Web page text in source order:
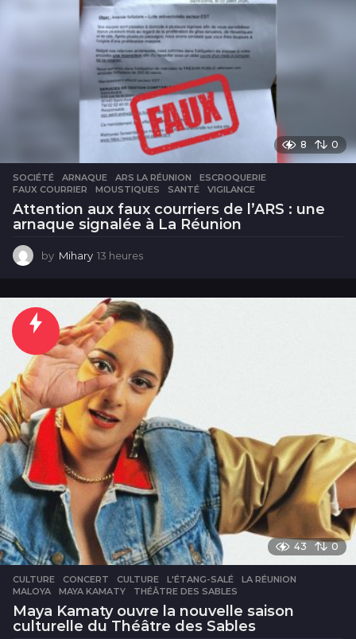
8 0
SOCIÉTÉ ARNAQUE ,ARS LA RÉUNION ,ESCROQUERIE
FAUX COURRIER
,MOUSTIQUES ,SANTÉ ,VIGILANCE
Attention aux faux courriers de l’ARS : une
arnaque signalée à La Réunion
by Mihary 13 heures
e
u
r
s
43 0
CULTURE CONCERT ,CULTURE ,L'ÉTANG-SALÉ ,LA RÉUNION
MALOYA
,MAYA KAMATY ,THÉÂTRE DES SABLES
Maya Kamaty ouvre la nouvelle saison
culturelle du Théâtre des Sables